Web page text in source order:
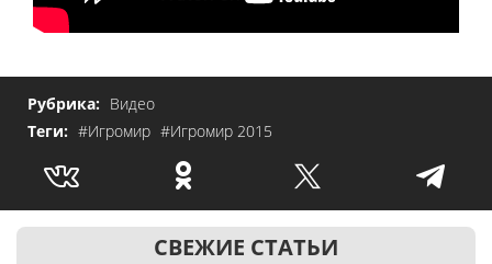
Рубрика: Видео
Теги: #Игромир #Игромир 2015
СВЕЖИЕ СТАТЬИ